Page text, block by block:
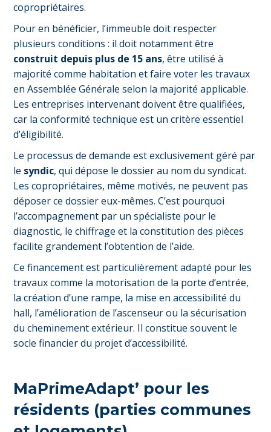
copropriétaires.
Pour en bénéficier, l’immeuble doit respecter
plusieurs conditions : il doit notamment être
construit depuis plus de 15 ans, être utilisé à
majorité comme habitation et faire voter les travaux
en Assemblée Générale selon la majorité applicable.
Les entreprises intervenant doivent être qualifiées,
car la conformité technique est un critère essentiel
d’éligibilité.
Le processus de demande est exclusivement géré par
le syndic, qui dépose le dossier au nom du syndicat.
Les copropriétaires, même motivés, ne peuvent pas
déposer ce dossier eux-mêmes. C’est pourquoi
l’accompagnement par un spécialiste pour le
diagnostic, le chiffrage et la constitution des pièces
facilite grandement l’obtention de l’aide.
Ce financement est particulièrement adapté pour les
travaux comme la motorisation de la porte d’entrée,
la création d’une rampe, la mise en accessibilité du
hall, l’amélioration de l’ascenseur ou la sécurisation
du cheminement extérieur. Il constitue souvent le
socle financier du projet d’accessibilité.
MaPrimeAdapt’ pour les
résidents (parties communes